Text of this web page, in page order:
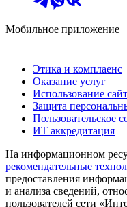
Мобильное приложение
Этика и комплаенс
Оказание услуг
Использование
Защита
Пользовательское
ИТ аккредитация
На информационном
рекомендательные
предоставления
и анализа сведений,
пользователей сети